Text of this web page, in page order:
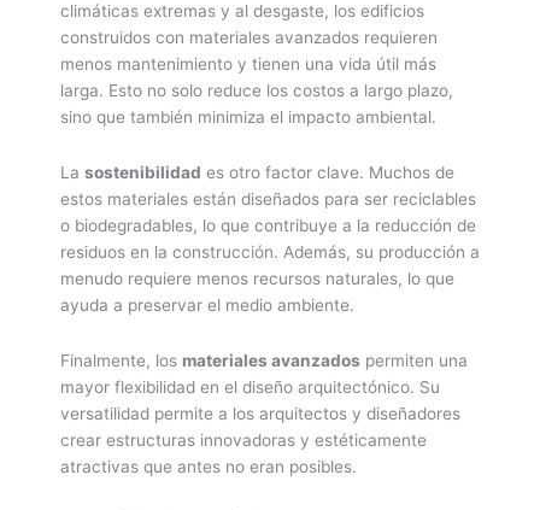
climáticas extremas y al desgaste, los edificios
construidos con materiales avanzados requieren
menos mantenimiento y tienen una vida útil más
larga. Esto no solo reduce los costos a largo plazo,
sino que también minimiza el impacto ambiental.
La sostenibilidad es otro factor clave. Muchos de
estos materiales están diseñados para ser reciclables
o biodegradables, lo que contribuye a la reducción de
residuos en la construcción. Además, su producción a
menudo requiere menos recursos naturales, lo que
ayuda a preservar el medio ambiente.
Finalmente, los materiales avanzados permiten una
mayor flexibilidad en el diseño arquitectónico. Su
versatilidad permite a los arquitectos y diseñadores
crear estructuras innovadoras y estéticamente
atractivas que antes no eran posibles.